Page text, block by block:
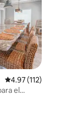
Calificación promedio:
4.97 (112)
el